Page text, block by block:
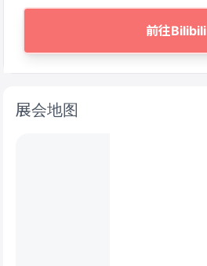
前往Bilibili
展会地图